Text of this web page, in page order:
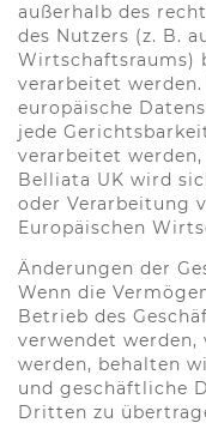
außerhalb des
des Nutzers (z. B.
Wirtschaftsraums)
verarbeitet
europäische
jede
verarbeitet
Belliata UK wird
oder Verarbeitung
Europäischen
Änderungen der
Wenn die
Betrieb des
verwendet
werden, behalten
und geschäftliche
Dritten zu